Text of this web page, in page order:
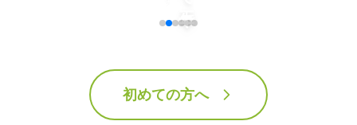
初めての方へ